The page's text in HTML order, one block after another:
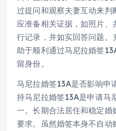
过提问和观察夫妻互动来判
应准备相关证据，如照片、
行记录，并如实回答问题
助于顺利通过马尼拉婚签
留身份。
马尼拉婚签13A是否影响申
持马尼拉婚签13A是申请马
一。长期合法居住和稳定
要求。虽然婚签本身不自动